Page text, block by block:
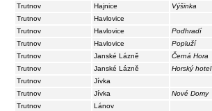
Trutnov
Hajnice Výšinka
Trutnov
Havlovice
Trutnov
Havlovice Podhradí
Trutnov
Havlovice Popluží
Trutnov
Janské Lázně Černá Hora
Trutnov
Janské Lázně Horský hotel
Trutnov
Jívka
Trutnov
Jívka Nové Domy
Trutnov
Lánov